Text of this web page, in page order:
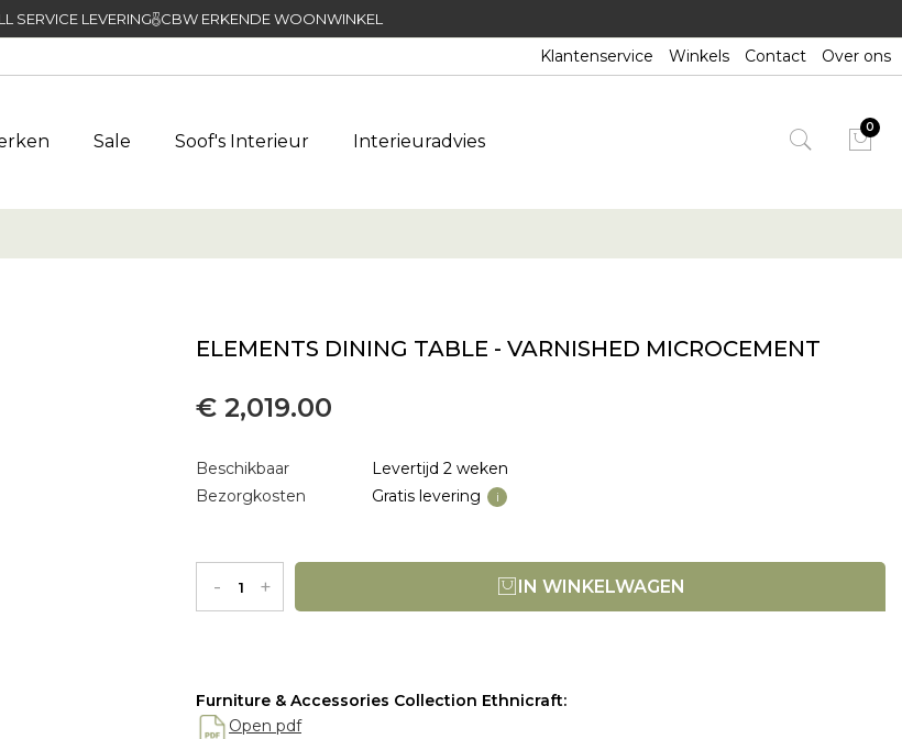
SERVICE LEVERING CBW ERKENDE WOONWINKEL
Klantenservice Winkels Contact Over ons
Sale Soof's Interieur Interieuradvies
ELEMENTS DINING TABLE - VARNISHED MICROCEMENT
€ 2,019.00
Beschikbaar
Levertijd 2 weken
Bezorgkosten
Gratis levering i
- + IN WINKELWAGEN
Furniture & Accessories Collection Ethnicraft:
Open pdf